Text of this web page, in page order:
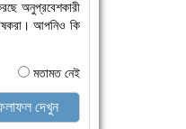
অনুপ্রবেশকারী
আপনিও কি
মতামত নেই
দেখুন